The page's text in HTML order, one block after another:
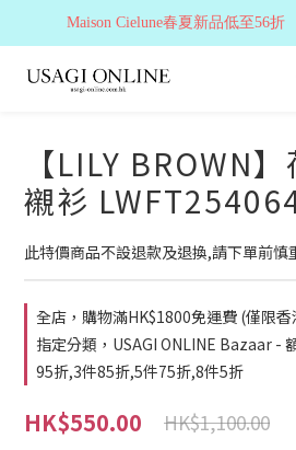
【LILY BROWN
襯衫
此特價商品不設退款及退換,請下單前慎
全店，購物滿HK$1800免運費 (僅限香
指定分類，USAGI ONLINE Bazaar -
95折,3件85折,5件75折,8件5折
HK$550.00 HK$1,100.00
Maison Cielune春夏新品低至56折